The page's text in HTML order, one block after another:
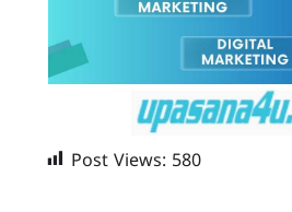
Post Views: 580